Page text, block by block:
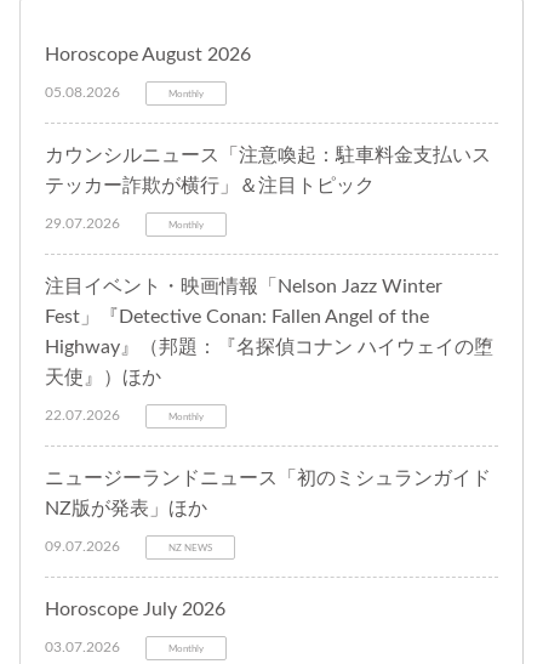
Horoscope August 2026
05.08.2026 Monthly
カウンシルニュース「注意喚起：駐車料金支払いス
テッカー詐欺が横行」＆注目トピック
29.07.2026 Monthly
注目イベント・映画情報「Nelson Jazz Winter
Fest」『Detective Conan: Fallen Angel of the
Highway』（邦題：『名探偵コナン ハイウェイの堕
天使』）ほか
22.07.2026 Monthly
ニュージーランドニュース「初のミシュランガイド
NZ版が発表」ほか
09.07.2026 NZ NEWS
Horoscope July 2026
03.07.2026 Monthly